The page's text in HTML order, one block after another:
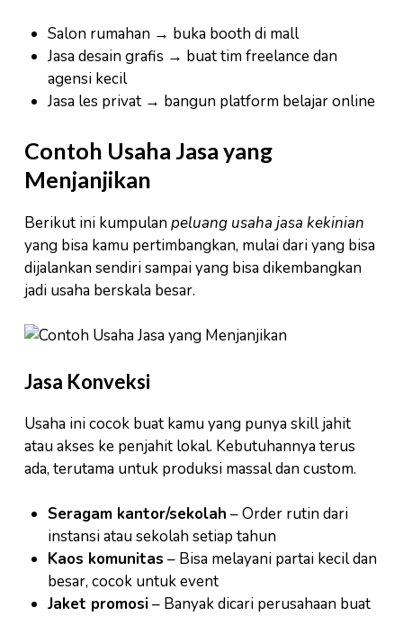
Salon rumahan → buka booth di mall
Jasa desain grafis → buat tim freelance dan
agensi kecil
Jasa les privat → bangun platform belajar online
Contoh Usaha Jasa yang
Menjanjikan
Berikut ini kumpulanpeluang usaha jasa kekinian
yang bisa kamu pertimbangkan, mulai dari yang bisa
dijalankan sendiri sampai yang bisa dikembangkan
jadi usaha berskala besar.
Jasa Konveksi
Usaha ini cocok buat kamu yang punya skill jahit
atau akses ke penjahit lokal. Kebutuhannya terus
ada, terutama untuk produksi massal dan custom.
Seragam kantor/sekolah – Order rutin dari
instansi atau sekolah setiap tahun
Kaos komunitas – Bisa melayani partai kecil dan
besar, cocok untuk event
Jaket promosi– Banyak dicari perusahaan buat